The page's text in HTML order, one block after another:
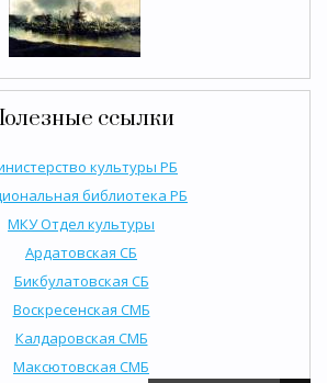
ссылки
культуры РБ
библиотека РБ
МКУ Отдел культуры
Ардатовская СБ
Бикбулатовская СБ
Воскресенская СМБ
Калдаровская СМБ
Максютовская СМБ